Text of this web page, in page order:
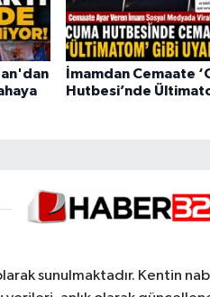
İmamdan Cemaate
Hutbesi’nde
sunulmaktadır. Kentin